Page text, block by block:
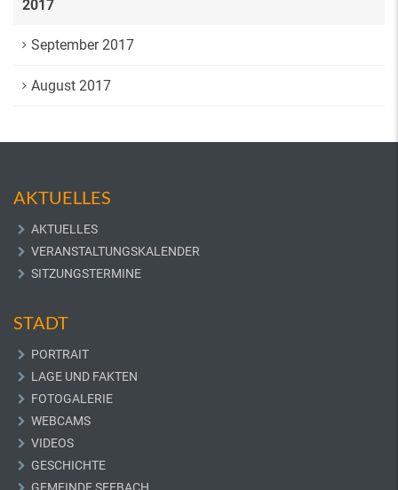
2017
September 2017
August 2017
AKTUELLES
AKTUELLES
VERANSTALTUNGSKALENDER
SITZUNGSTERMINE
STADT
PORTRAIT
LAGE UND FAKTEN
FOTOGALERIE
WEBCAMS
VIDEOS
GESCHICHTE